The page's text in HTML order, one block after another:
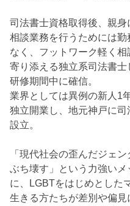
司法書士資格取得後、親身
相談業務を行うためには勤
なく、フットワーク軽く相
寄り添える独立系司法書士
研修期間中に確信。
業界としては異例の新人1
独立開業し、地元神戸に司
設立。
「現代社会の歪んだジェ
ぶち壊す」という力強いメ
に、LGBTをはじめとした
生きる方たちが差別や偏見